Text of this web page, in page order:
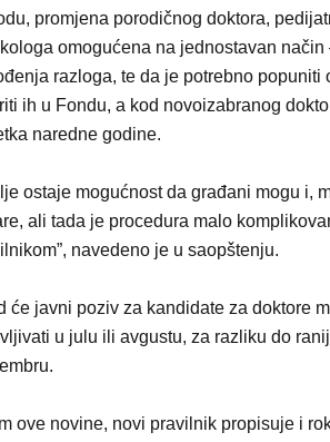
promjena porodičnog doktora,
omogućena na jednostavan način
razloga, te da je potrebno
ih u Fondu, a kod novoizabranog
naredne godine.
ostaje mogućnost da građani mogu i,
ali tada je procedura malo
navedeno je u saopštenju.
će javni poziv za kandidate za doktore
u julu ili avgustu, za razliku do
ove novine, novi pravilnik propisuje i